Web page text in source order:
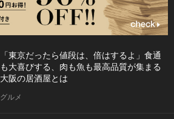
「東京だったら値段は、倍はするよ」食通
も大喜びする、肉も魚も最高品質が集まる
大阪の居酒屋とは
グルメ